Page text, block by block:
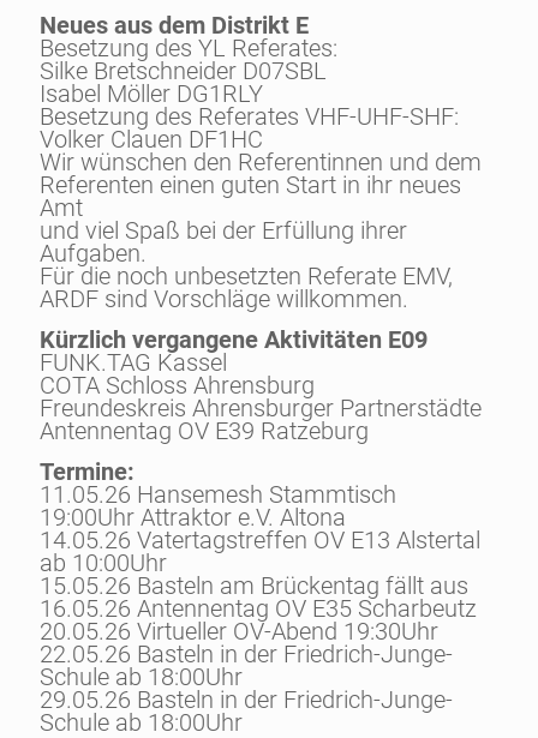
Neues aus dem Distrikt E
Besetzung des YL Referates:
Silke Bretschneider D07SBL
Isabel Möller DG1RLY
Besetzung des Referates VHF-UHF-SHF:
Volker Clauen DF1HC
Wir wünschen den Referentinnen und dem
Referenten einen guten Start in ihr neues
Amt
und viel Spaß bei der Erfüllung ihrer
Aufgaben.
Für die noch unbesetzten Referate EMV,
ARDF sind Vorschläge willkommen.
Kürzlich vergangene Aktivitäten E09
FUNK.TAG Kassel
COTA Schloss Ahrensburg
Freundeskreis Ahrensburger Partnerstädte
Antennentag OV E39 Ratzeburg
Termine:
11.05.26 Hansemesh Stammtisch
19:00Uhr Attraktor e.V. Altona
14.05.26 Vatertagstreffen OV E13 Alstertal
ab 10:00Uhr
15.05.26 Basteln am Brückentag fällt aus
16.05.26 Antennentag OV E35 Scharbeutz
20.05.26 Virtueller OV-Abend 19:30Uhr
22.05.26 Basteln in der Friedrich-Junge-
Schule ab 18:00Uhr
29.05.26 Basteln in der Friedrich-Junge-
Schule ab 18:00Uhr